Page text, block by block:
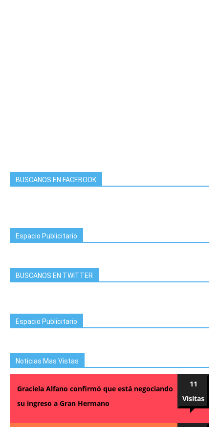
BUSCANOS EN FACEBOOK
Espacio Publicitario
BUSCANOS EN TWITTER
Espacio Publicitario
Noticias Mas Vistas
Graciela Alfano confirmó que está negociando
su ingreso a Gran Hermano
11
Visitas